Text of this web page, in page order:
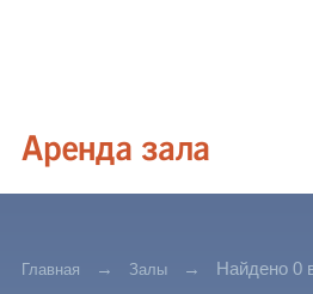
Главная Залы Найдено 0